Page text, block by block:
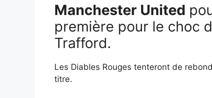
Manchester United
première pour le choc
Trafford.
Les Diables Rouges tenteront de
titre.